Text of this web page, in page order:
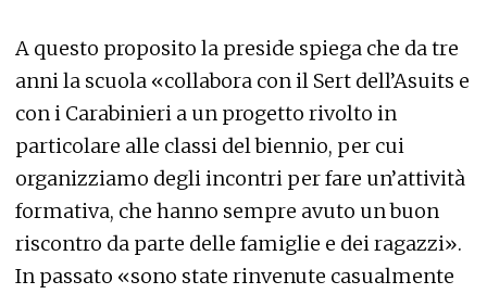
A questo proposito la preside spiega che da tre
anni la scuola «collabora con il Sert dell’Asuits e
con i Carabinieri a un progetto rivolto in
particolare alle classi del biennio, per cui
organizziamo degli incontri per fare un’attività
formativa, che hanno sempre avuto un buon
riscontro da parte delle famiglie e dei ragazzi».
In passato «sono state rinvenute casualmente